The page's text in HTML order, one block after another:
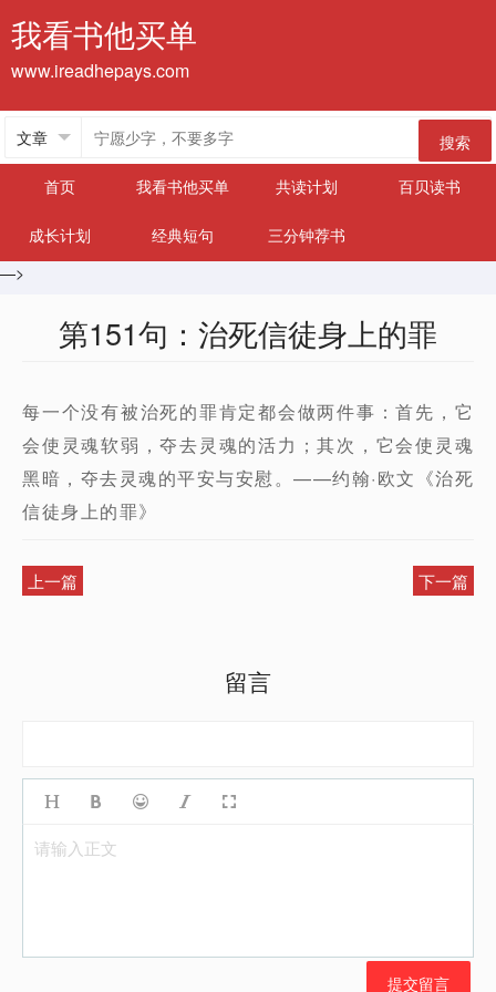
我看书他买单
www.ireadhepays.com
搜索
首页
我看书他买单 共读计划 百贝读书
成长计划 经典短句
三分钟荐书
—>
第151句：治死信徒身上的罪
每一个没有被治死的罪肯定都会做两件事：首先，它
会使灵魂软弱，夺去灵魂的活力；其次，它会使灵魂
黑暗，夺去灵魂的平安与安慰。——约翰·欧文《治死
信徒身上的罪》
上一篇 下一篇
留言
请输入正文
提交留言